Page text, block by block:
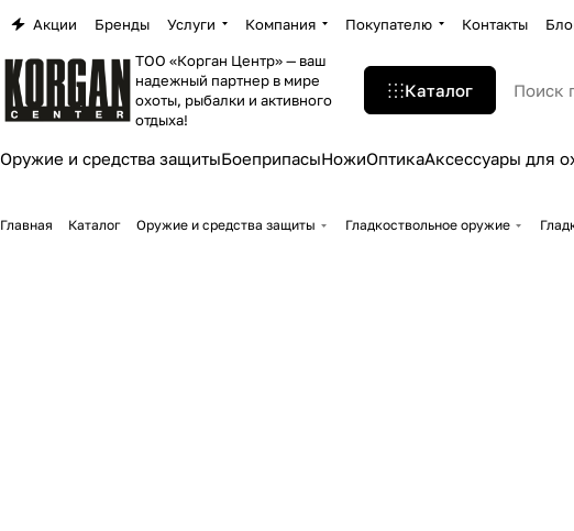
Акции Бренды Услуги Компания Покупателю Контакты
ТОО «Корган Центр» — ваш
надежный партнер в мире
охоты, рыбалки и активного
отдыха!
Каталог
Оружие и средства защитыБоеприпасыНожиОптикаАксессуары для
Главная Каталог Оружие и средства защиты Гладкоствольное оружие